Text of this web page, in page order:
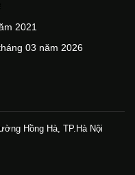
2021
03 năm 2026
Hồng Hà, TP.Hà Nội